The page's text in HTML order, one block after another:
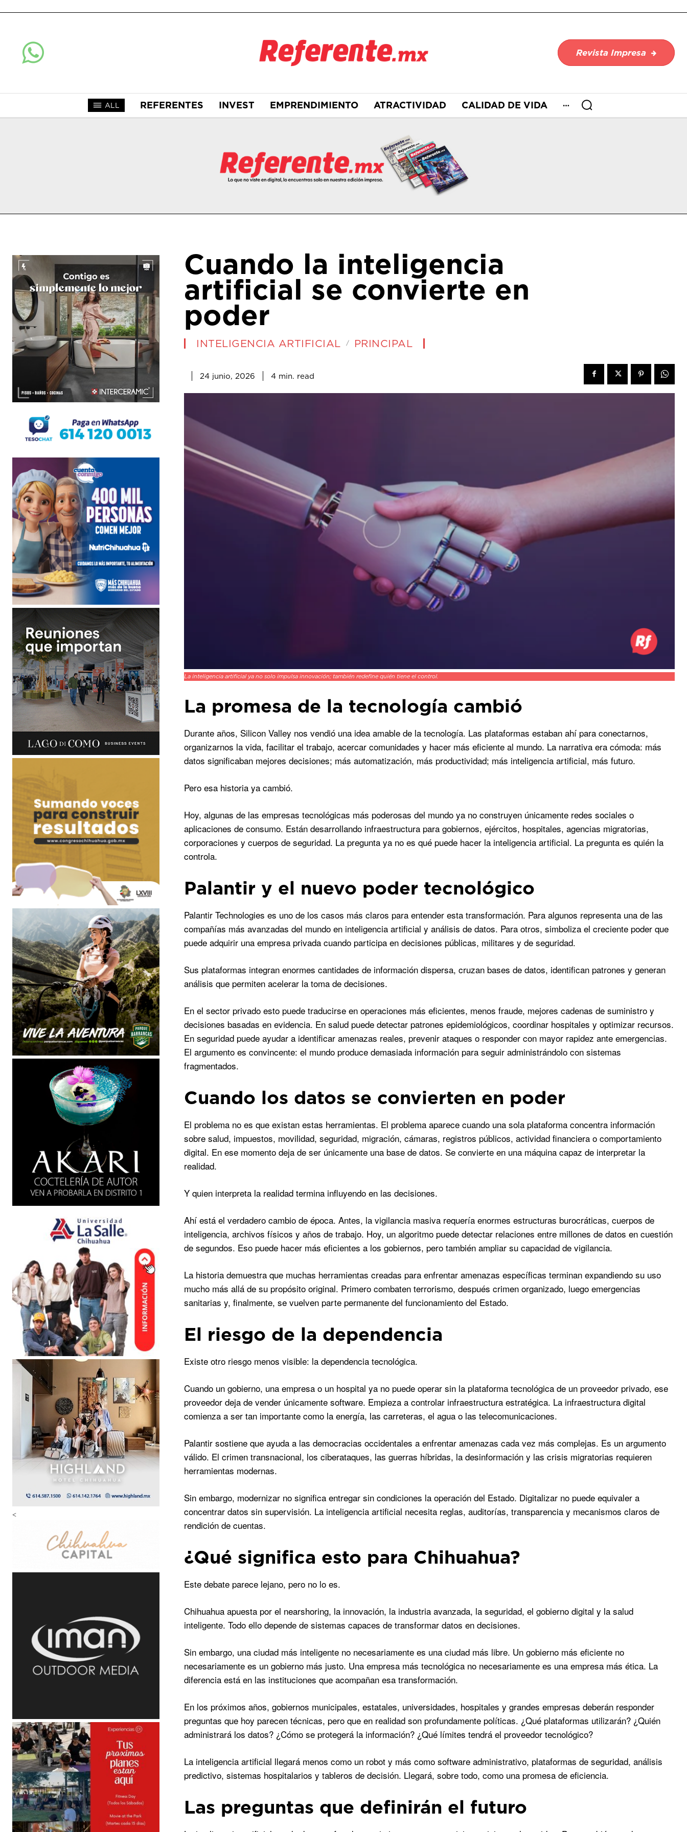
Revista Impresa
ALL REFERENTES INVEST EMPRENDIMIENTO ATRACTIVIDAD CALIDAD DE VIDA
<
Cuando la inteligencia
artificial se convierte en
poder
INTELIGENCIA ARTIFICIAL PRINCIPAL
24 junio, 2026 4 min. read
La inteligencia artificial ya no solo impulsa innovación; también redefine quién tiene el control.
La promesa de la tecnología cambió
Durante años, Silicon Valley nos vendió una idea amable de la tecnología. Las plataformas estaban ahí para conectarnos,
organizarnos la vida, facilitar el trabajo, acercar comunidades y hacer más eficiente al mundo. La narrativa era cómoda: más
datos significaban mejores decisiones; más automatización, más productividad; más inteligencia artificial, más futuro.
Pero esa historia ya cambió.
Hoy, algunas de las empresas tecnológicas más poderosas del mundo ya no construyen únicamente redes sociales o
aplicaciones de consumo. Están desarrollando infraestructura para gobiernos, ejércitos, hospitales, agencias migratorias,
corporaciones y cuerpos de seguridad. La pregunta ya no es qué puede hacer la inteligencia artificial. La pregunta es quién la
controla.
Palantir y el nuevo poder tecnológico
Palantir Technologies es uno de los casos más claros para entender esta transformación. Para algunos representa una de las
compañías más avanzadas del mundo en inteligencia artificial y análisis de datos. Para otros, simboliza el creciente poder que
puede adquirir una empresa privada cuando participa en decisiones públicas, militares y de seguridad.
Sus plataformas integran enormes cantidades de información dispersa, cruzan bases de datos, identifican patrones y generan
análisis que permiten acelerar la toma de decisiones.
En el sector privado esto puede traducirse en operaciones más eficientes, menos fraude, mejores cadenas de suministro y
decisiones basadas en evidencia. En salud puede detectar patrones epidemiológicos, coordinar hospitales y optimizar recursos.
En seguridad puede ayudar a identificar amenazas reales, prevenir ataques o responder con mayor rapidez ante emergencias.
El argumento es convincente: el mundo produce demasiada información para seguir administrándolo con sistemas
fragmentados.
Cuando los datos se convierten en poder
El problema no es que existan estas herramientas. El problema aparece cuando una sola plataforma concentra información
sobre salud, impuestos, movilidad, seguridad, migración, cámaras, registros públicos, actividad financiera o comportamiento
digital. En ese momento deja de ser únicamente una base de datos. Se convierte en una máquina capaz de interpretar la
realidad.
Y quien interpreta la realidad termina influyendo en las decisiones.
Ahí está el verdadero cambio de época. Antes, la vigilancia masiva requería enormes estructuras burocráticas, cuerpos de
inteligencia, archivos físicos y años de trabajo. Hoy, un algoritmo puede detectar relaciones entre millones de datos en cuestión
de segundos. Eso puede hacer más eficientes a los gobiernos, pero también ampliar su capacidad de vigilancia.
La historia demuestra que muchas herramientas creadas para enfrentar amenazas específicas terminan expandiendo su uso
mucho más allá de su propósito original. Primero combaten terrorismo, después crimen organizado, luego emergencias
sanitarias y, finalmente, se vuelven parte permanente del funcionamiento del Estado.
El riesgo de la dependencia
Existe otro riesgo menos visible: la dependencia tecnológica.
Cuando un gobierno, una empresa o un hospital ya no puede operar sin la plataforma tecnológica de un proveedor privado, ese
proveedor deja de vender únicamente software. Empieza a controlar infraestructura estratégica. La infraestructura digital
comienza a ser tan importante como la energía, las carreteras, el agua o las telecomunicaciones.
Palantir sostiene que ayuda a las democracias occidentales a enfrentar amenazas cada vez más complejas. Es un argumento
válido. El crimen transnacional, los ciberataques, las guerras híbridas, la desinformación y las crisis migratorias requieren
herramientas modernas.
Sin embargo, modernizar no significa entregar sin condiciones la operación del Estado. Digitalizar no puede equivaler a
concentrar datos sin supervisión. La inteligencia artificial necesita reglas, auditorías, transparencia y mecanismos claros de
rendición de cuentas.
¿Qué significa esto para Chihuahua?
Este debate parece lejano, pero no lo es.
Chihuahua apuesta por el nearshoring, la innovación, la industria avanzada, la seguridad, el gobierno digital y la salud
inteligente. Todo ello depende de sistemas capaces de transformar datos en decisiones.
Sin embargo, una ciudad más inteligente no necesariamente es una ciudad más libre. Un gobierno más eficiente no
necesariamente es un gobierno más justo. Una empresa más tecnológica no necesariamente es una empresa más ética. La
diferencia está en las instituciones que acompañan esa transformación.
En los próximos años, gobiernos municipales, estatales, universidades, hospitales y grandes empresas deberán responder
preguntas que hoy parecen técnicas, pero que en realidad son profundamente políticas. ¿Qué plataformas utilizarán? ¿Quién
administrará los datos? ¿Cómo se protegerá la información? ¿Qué límites tendrá el proveedor tecnológico?
La inteligencia artificial llegará menos como un robot y más como software administrativo, plataformas de seguridad, análisis
predictivo, sistemas hospitalarios y tableros de decisión. Llegará, sobre todo, como una promesa de eficiencia.
Las preguntas que definirán el futuro